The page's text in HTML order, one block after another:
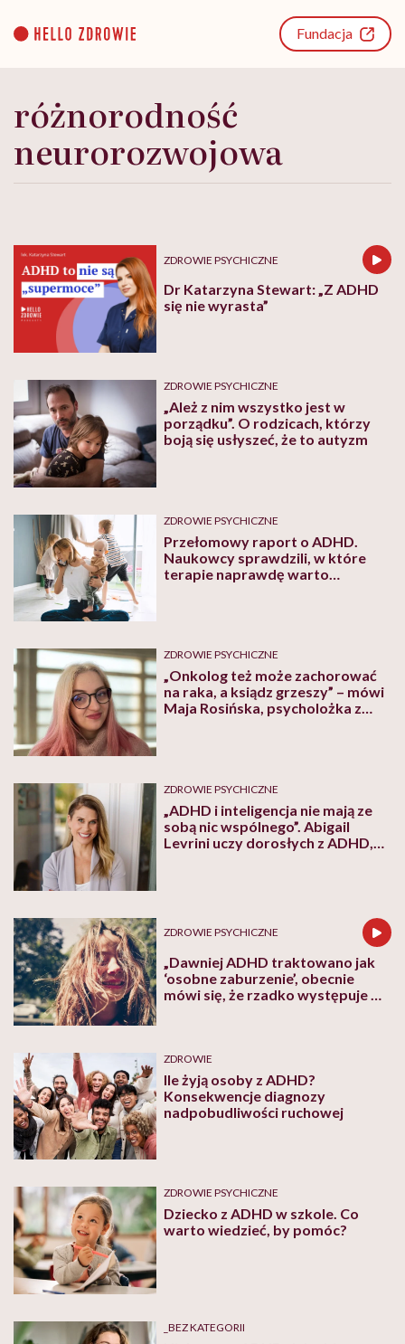
content
Fundacja
różnorodność
neurorozwojowa
ZDROWIE PSYCHICZNE
Dr Katarzyna Stewart: „Z ADHD
się nie wyrasta”
ZDROWIE PSYCHICZNE
„Ależ z nim wszystko jest w
porządku”. O rodzicach, którzy
boją się usłyszeć, że to autyzm
ZDROWIE PSYCHICZNE
Przełomowy raport o ADHD.
Naukowcy sprawdzili, w które
terapie naprawdę warto
ZDROWIE PSYCHICZNE
„Onkolog też może zachorować
na raka, a ksiądz grzeszy” – mówi
Maja Rosińska, psycholożka z
ZDROWIE PSYCHICZNE
„ADHD i inteligencja nie mają ze
sobą nic wspólnego”. Abigail
Levrini uczy dorosłych z ADHD,
ZDROWIE PSYCHICZNE
„Dawniej ADHD traktowano jak
‘osobne zaburzenie’, obecnie
mówi się, że rzadko występuje w
ZDROWIE
Ile żyją osoby z ADHD?
Konsekwencje diagnozy
nadpobudliwości ruchowej
ZDROWIE PSYCHICZNE
Dziecko z ADHD w szkole. Co
warto wiedzieć, by pomóc?
_BEZ KATEGORII